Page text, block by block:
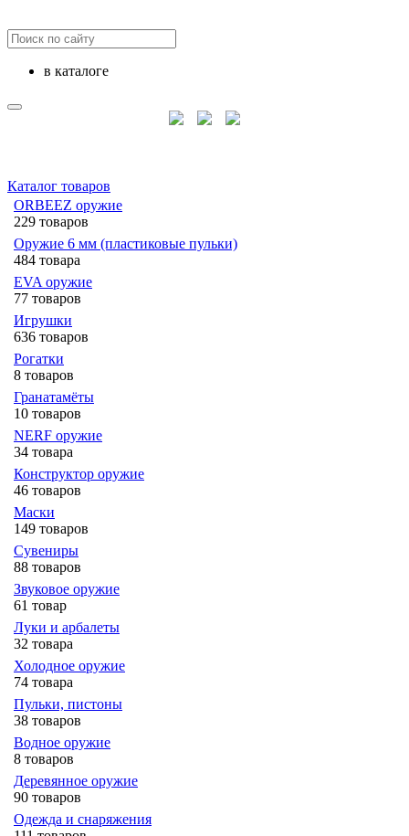
в каталоге
Каталог товаров
ORBEEZ оружие
229 товаров
Оружие 6 мм (пластиковые пульки)
484 товара
EVA оружие
77 товаров
Игрушки
636 товаров
Рогатки
8 товаров
Гранатамёты
10 товаров
NERF оружие
34 товара
Конструктор оружие
46 товаров
Маски
149 товаров
Сувениры
88 товаров
Звуковое оружие
61 товар
Луки и арбалеты
32 товара
Холодное оружие
74 товара
Пульки, пистоны
38 товаров
Водное оружие
8 товаров
Деревянное оружие
90 товаров
Одежда и снаряжения